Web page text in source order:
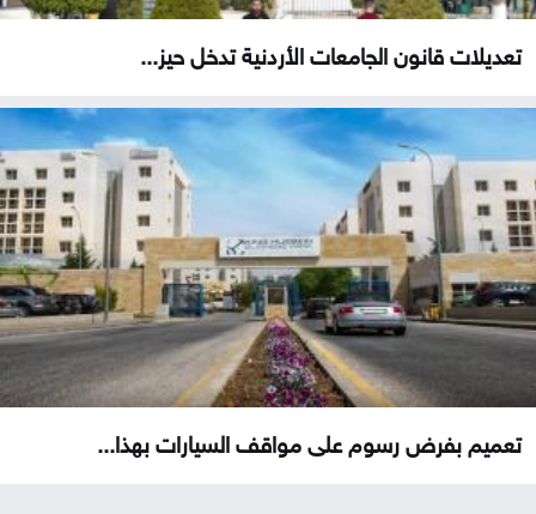
تعديلات قانون الجامعات الأردنية تدخل حيز...
تعميم بفرض رسوم على مواقف السيارات بهذا...